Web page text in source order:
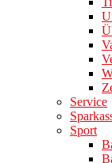
Service
Sport